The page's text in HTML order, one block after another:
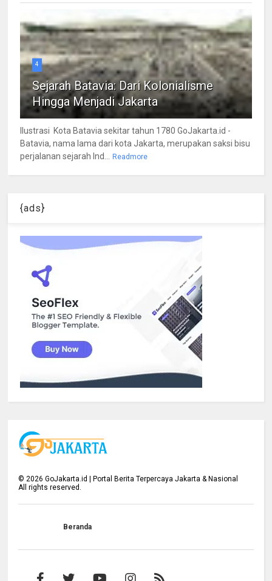
4
Sejarah Batavia: Dari Kolonialisme
Hingga Menjadi Jakarta
Ilustrasi Kota Batavia sekitar tahun 1780 GoJakarta.id -
Batavia, nama lama dari kota Jakarta, merupakan saksi bisu
perjalanan sejarah Ind... Readmore
{ads}
©2026 GoJakarta.id | Portal Berita Terpercaya Jakarta & Nasional
All rights reserved.
Beranda